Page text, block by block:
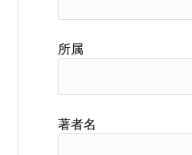
所属
著者名